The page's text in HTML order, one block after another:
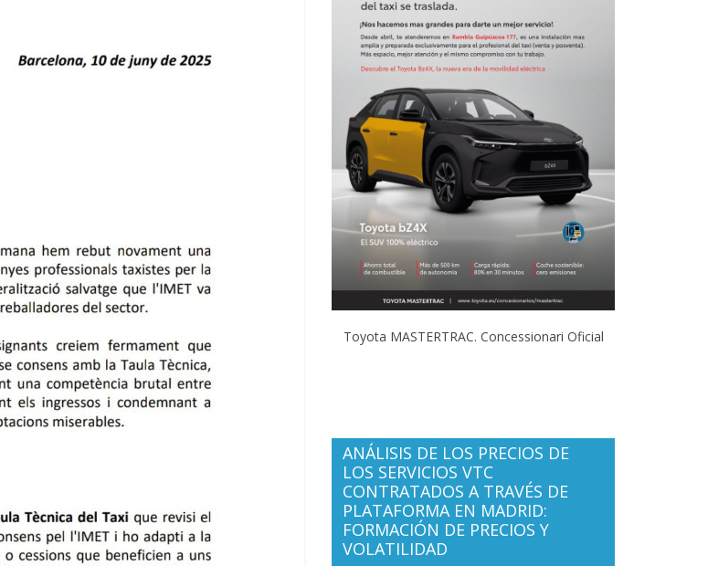
Toyota MASTERTRAC. Concessionari Oficial
ANÁLISIS DE LOS PRECIOS DE
LOS SERVICIOS VTC
CONTRATADOS A TRAVÉS DE
PLATAFORMA EN MADRID:
FORMACIÓN DE PRECIOS Y
VOLATILIDAD